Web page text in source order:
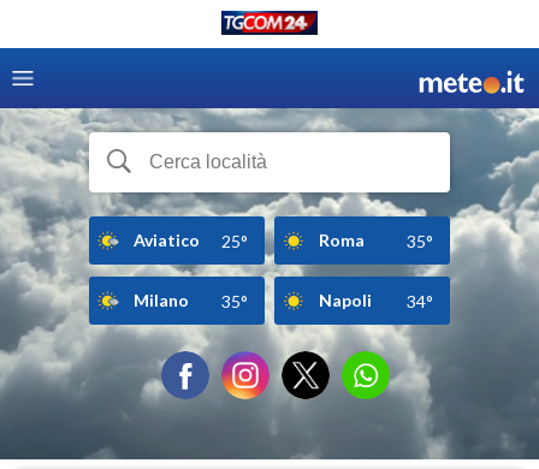
Aviatico 25° Roma 35°
Milano 35° Napoli 34°